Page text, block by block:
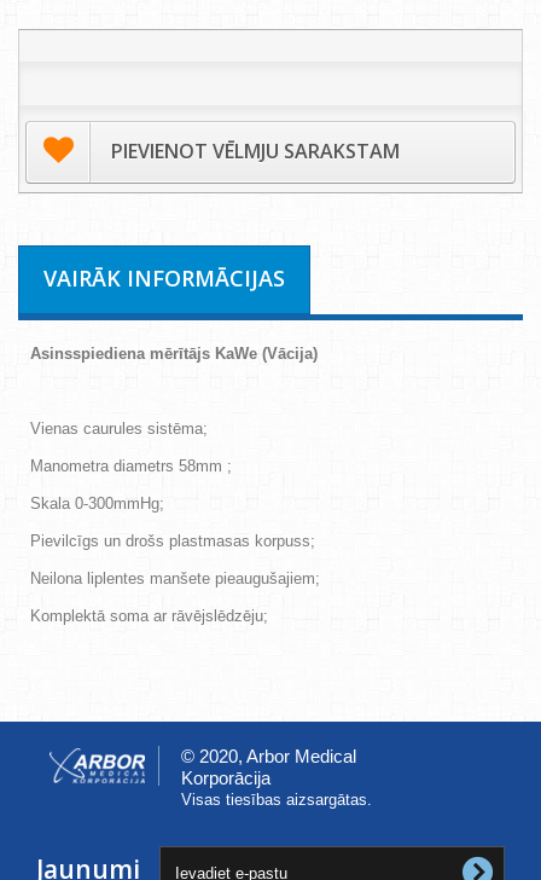
PIEVIENOT VĒLMJU SARAKSTAM
VAIRĀK INFORMĀCIJAS
Asinsspiediena mērītājs KaWe (Vācija)
Vienas caurules sistēma;
Manometra diametrs 58mm ;
Skala 0-300mmHg;
Pievilcīgs un drošs plastmasas korpuss;
Neilona liplentes manšete pieaugušajiem;
Komplektā soma ar rāvējslēdzēju;
© 2020, Arbor Medical
Korporācija
Visas tiesības aizsargātas.
Jaunumi